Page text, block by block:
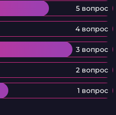
5 вопрос
4 вопрос
3 вопрос
2 вопрос
1 вопрос